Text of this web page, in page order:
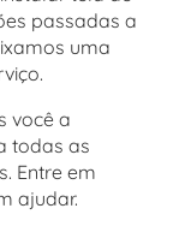
passadas a
uma
você a
todas as
Entre em
ajudar.